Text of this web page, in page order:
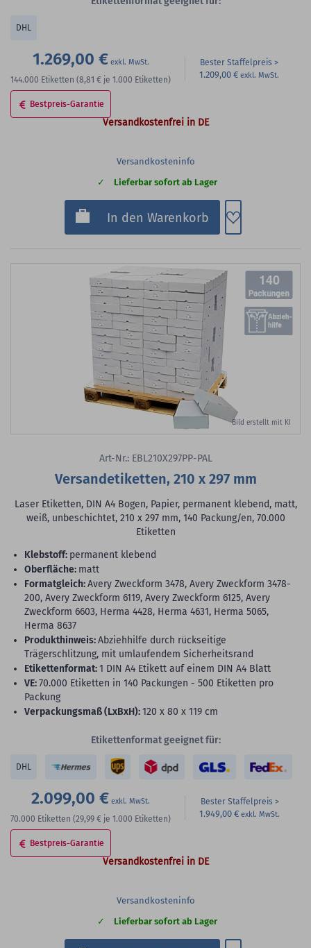
DHL
1.269,00 €
144.000 Etiketten (8,81 € je 1.000 Etiketten)
Bester Staffelpreis
1.209,00 €
Bestpreis-Garantie
Versandkostenfrei in DE
Versandkosteninfo
Lieferbar sofort ab Lager
In den Warenkorb Zum
140
Bild erstellt mit KI
Art-Nr.: EBL210X297PP-PAL
Versandetiketten, 210 x 297 mm
Laser Etiketten, DIN A4 Bogen, Papier, permanent klebend, matt,
weiß, unbeschichtet, 210 x 297 mm, 140 Packung/en, 70.000
Etiketten
Klebstoff: permanent klebend
Oberfläche: matt
Formatgleich:Avery Zweckform 3478, Avery Zweckform 3478-
200, Avery Zweckform 6119, Avery Zweckform 6125, Avery
Zweckform 6603, Herma 4428, Herma 4631, Herma 5065,
Herma 8637
Produkthinweis:Abziehhilfe durch rückseitige
Trägerschlitzung, mit umlaufendem Sicherheitsrand
Etikettenformat:1 DIN A4 Etikett auf einem DIN A4 Blatt
VE:70.000 Etiketten in 140 Packungen - 500 Etiketten pro
Packung
Verpackungsmaß (LxBxH):120 x 80 x 119 cm
Etikettenformat geeignet für:
DHL
2.099,00 €
70.000 Etiketten (29,99 € je 1.000 Etiketten)
Bester Staffelpreis
1.949,00 €
Bestpreis-Garantie
Versandkostenfrei in DE
Versandkosteninfo
Lieferbar sofort ab Lager